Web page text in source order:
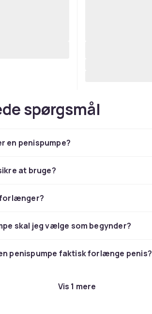
spørgsmål
en penispumpe?
at bruge?
skal jeg vælge som begynder?
penispumpe faktisk forlænge penis?
Vis 1 mere